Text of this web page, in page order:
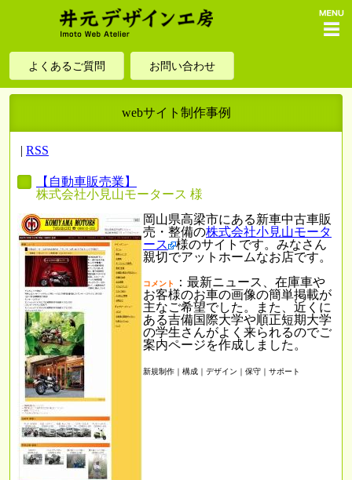
よくあるご質問 お問い合わせ
webサイト制作事例
| RSS
【自動車販売業】
株式会社小見山モータース 様
岡山県高梁市にある新車中古車販
売・整備の株式会社小見山モータ
ース
様のサイトです。みなさん
親切でアットホームなお店です。
コメント
：最新ニュース、在庫車や
お客様のお車の画像の簡単掲載が
主なご希望でした。また、近くに
ある吉備国際大学や順正短期大学
の学生さんがよく来られるのでご
案内ページを作成しました。
新規制作｜構成｜デザイン｜保守｜サポート